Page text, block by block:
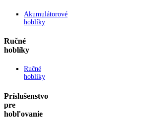
Akumulátorové
hoblíky
Ručné
hoblíky
Ručné
hoblíky
Príslušenstvo
pre
hobľovanie